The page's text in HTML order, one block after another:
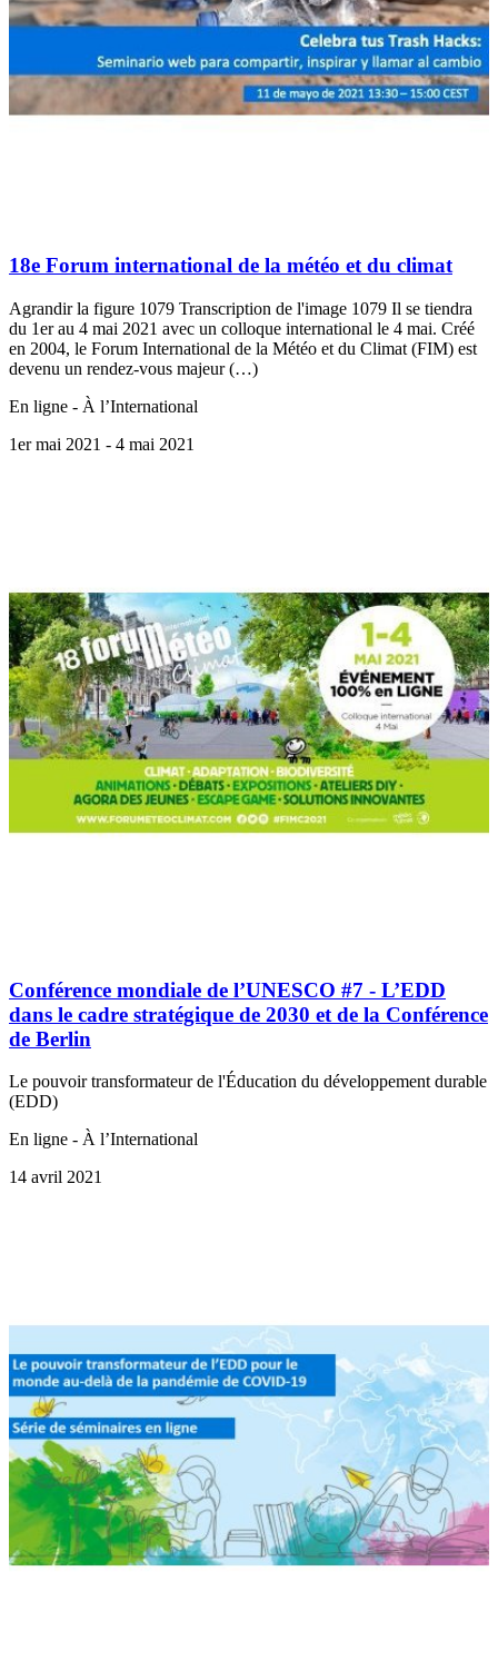
18e Forum international de la météo et du climat
Agrandir la figure 1079 Transcription de l'image 1079 Il se tiendra
du 1er au 4 mai 2021 avec un colloque international le 4 mai. Créé
en 2004, le Forum International de la Météo et du Climat (FIM) est
devenu un rendez-vous majeur (…)
En ligne - À l’International
1er mai 2021 - 4 mai 2021
Conférence mondiale de l’UNESCO #7 - L’EDD
dans le cadre stratégique de 2030 et de la Conférence
de Berlin
Le pouvoir transformateur de l'Éducation du développement durable
(EDD)
En ligne - À l’International
14 avril 2021